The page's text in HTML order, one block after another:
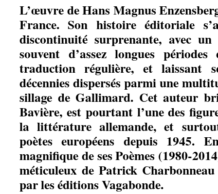
L’œuvre de Hans Magnus
France. Son histoire éditoriale
discontinuité surprenante, avec un
souvent d’assez longues
traduction régulière, et laissant
décennies dispersés parmi une
sillage de Gallimard. Cet auteur
Bavière, est pourtant l’une des
la littérature allemande, et
poètes européens depuis 1945.
magnifique de sesPoèmes (1980-
méticuleux de Patrick
par les éditions Vagabonde.